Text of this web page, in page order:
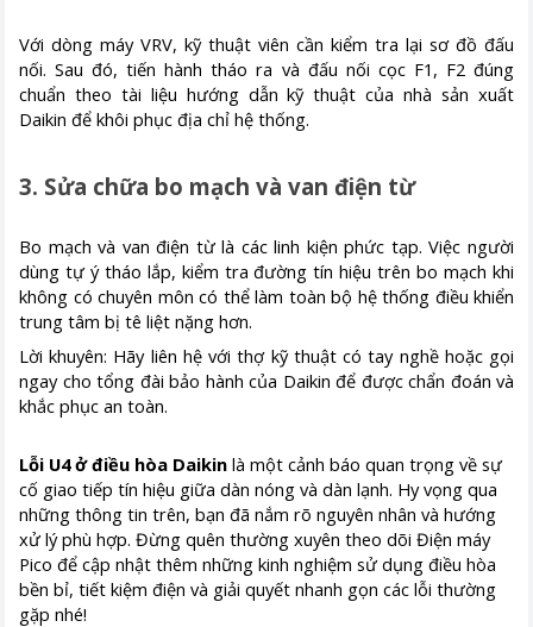
Với dòng máy VRV, kỹ thuật viên cần kiểm tra lại sơ đồ đấu
nối. Sau đó, tiến hành tháo ra và đấu nối cọc F1, F2 đúng
chuẩn theo tài liệu hướng dẫn kỹ thuật của nhà sản xuất
Daikin để khôi phục địa chỉ hệ thống.
3. Sửa chữa bo mạch và van điện từ
Bo mạch và van điện từ là các linh kiện phức tạp. Việc người
dùng tự ý tháo lắp, kiểm tra đường tín hiệu trên bo mạch khi
không có chuyên môn có thể làm toàn bộ hệ thống điều khiển
trung tâm bị tê liệt nặng hơn.
Lời khuyên: Hãy liên hệ với thợ kỹ thuật có tay nghề hoặc gọi
ngay cho tổng đài bảo hành của Daikin để được chẩn đoán và
khắc phục an toàn.
Lỗi U4 ở điều hòa Daikin là một cảnh báo quan trọng về sự
cố giao tiếp tín hiệu giữa dàn nóng và dàn lạnh. Hy vọng qua
những thông tin trên, bạn đã nắm rõ nguyên nhân và hướng
xử lý phù hợp. Đừng quên thường xuyên theo dõi Điện máy
Pico để cập nhật thêm những kinh nghiệm sử dụng điều hòa
bền bỉ, tiết kiệm điện và giải quyết nhanh gọn các lỗi thường
gặp nhé!